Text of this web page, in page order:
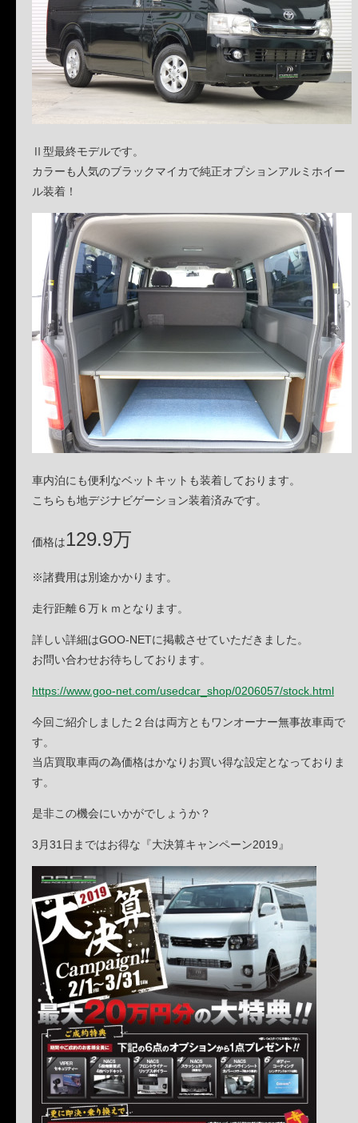
Ⅱ型最終モデルです。
カラーも人気のブラックマイカで純正オプションアルミホイー
ル装着！
車内泊にも便利なベットキットも装着しております。
こちらも地デジナビゲーション装着済みです。
価格は129.9万
※諸費用は別途かかります。
走行距離６万ｋｍとなります。
詳しい詳細はGOO-NETに掲載させていただきました。
お問い合わせお待ちしております。
https://www.goo-net.com/usedcar_shop/0206057/stock.html
今回ご紹介しました２台は両方ともワンオーナー無事故車両で
す。
当店買取車両の為価格はかなりお買い得な設定となっておりま
す。
是非この機会にいかがでしょうか？
3月31日まではお得な『大決算キャンペーン2019』